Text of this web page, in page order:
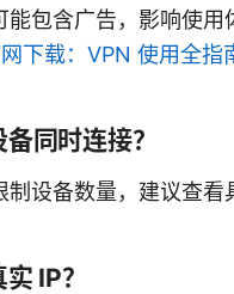
包含广告，影响使用
下载：VPN 使用全指
同时连接？
制设备数量，建议查看
IP？